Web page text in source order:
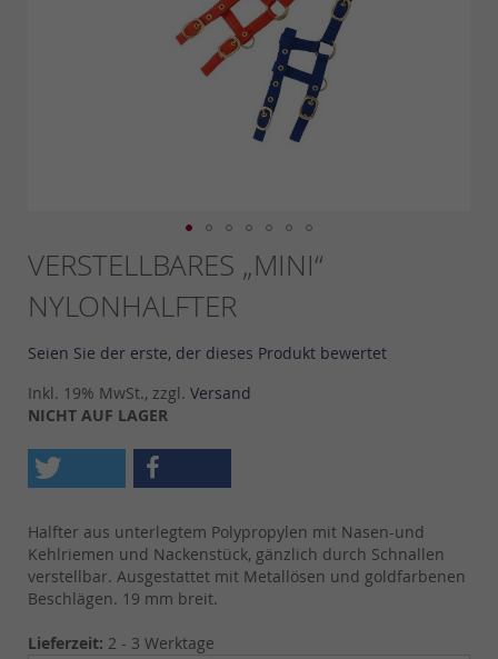
Skip
to
the
beginning
of
the
images
gallery
VERSTELLBARES „MINI“
NYLONHALFTER
Seien Sie der erste, der dieses Produkt bewertet
Inkl. 19% MwSt., zzgl. Versand
NICHT AUF LAGER
Halfter aus unterlegtem Polypropylen mit Nasen-und
Kehlriemen und Nackenstück, gänzlich durch Schnallen
verstellbar. Ausgestattet mit Metallösen und goldfarbenen
Beschlägen. 19 mm breit.
Lieferzeit: 2 - 3 Werktage